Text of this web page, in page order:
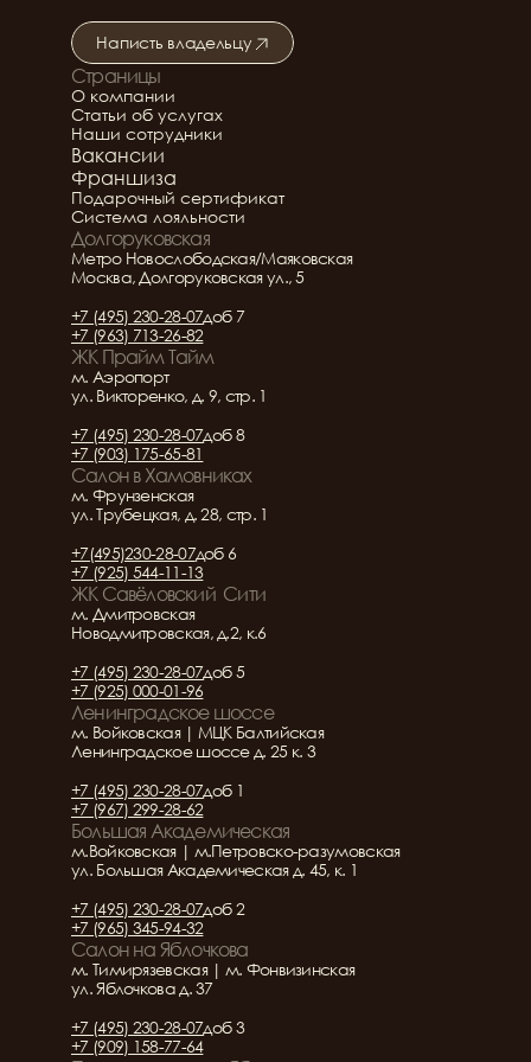
Страницы
О компании
Статьи об услугах
Наши сотрудники
Вакансии
Франшиза
Подарочный сертификат
Система лояльности
Написть владельцу
Подробнее о салоне
Долгоруковская
Метро Новослободская/Маяковская
Москва, Долгоруковская ул., 5
+7 (495) 230-28-07доб 7
+7 (963) 713-26-82
ЖК Прайм Тайм
м. Аэропорт
ул. Викторенко, д. 9, стр. 1
+7 (495) 230-28-07доб 8
+7 (903) 175-65-81
Салон в Хамовниках
м. Фрунзенская
ул. Трубецкая, д. 28, стр. 1
+7(495)230-28-07доб 6
+7 (925) 544-11-13
ЖК Савёловский  Сити
м. Дмитровская
Новодмитровская, д.2, к.6
+7 (495) 230-28-07доб 5
+7 (925) 000-01-96
Ленинградское шоссе
м. Войковская | МЦК Балтийская
Ленинградское шоссе д. 25 к. 3
+7 (495) 230-28-07доб 1
+7 (967) 299-28-62
Большая Академическая
м.Войковская | м.Петровско-разумовская
ул. Большая Академическая д. 45, к. 1
+7 (495) 230-28-07доб 2
+7 (965) 345-94-32
Салон на Яблочкова
м. Тимирязевская | м. Фонвизинская
ул. Яблочкова д. 37
+7 (495) 230-28-07доб 3
+7 (909) 158-77-64